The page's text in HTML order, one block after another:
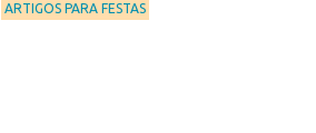
ARTIGOS PARA FESTAS